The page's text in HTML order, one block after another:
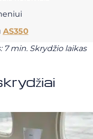
AS350
7 min. Skrydžio laikas